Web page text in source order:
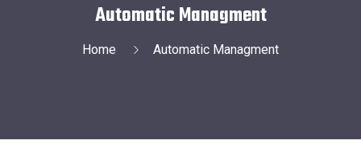
Automatic Managment
Home Automatic Managment